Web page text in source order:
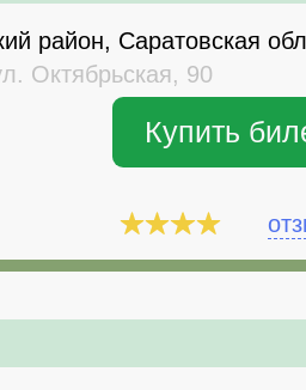
район, Саратовская
Октябрьская, 90
Купить